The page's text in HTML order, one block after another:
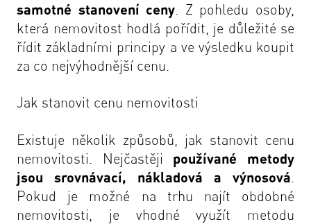
samotné stanovení ceny. Z pohledu osoby,
která nemovitost hodlá pořídit, je důležité se
řídit základními principy a ve výsledku koupit
za co nejvýhodnější cenu.
Jak stanovit cenu nemovitosti
Existuje několik způsobů, jak stanovit cenu
nemovitosti. Nejčastěji používané metody
jsou srovnávací, nákladová a výnosová.
Pokud je možné na trhu najít obdobné
nemovitosti, je vhodné využít metodu